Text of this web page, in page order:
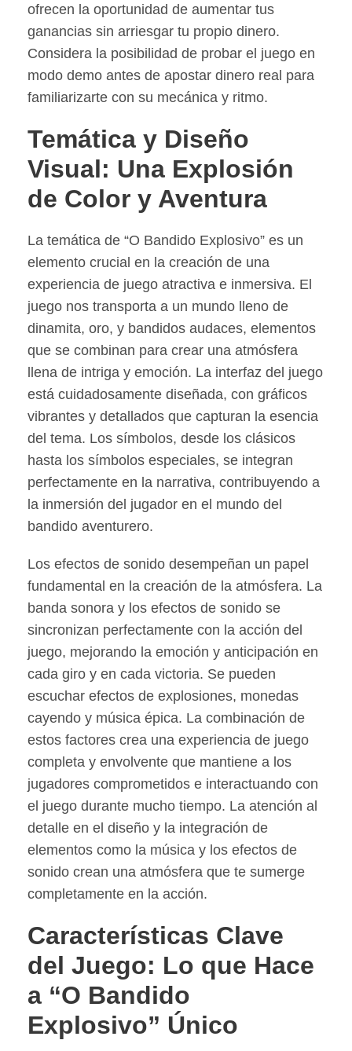
ofrecen la oportunidad de aumentar tus
ganancias sin arriesgar tu propio dinero.
Considera la posibilidad de probar el juego en
modo demo antes de apostar dinero real para
familiarizarte con su mecánica y ritmo.
Temática y Diseño
Visual: Una Explosión
de Color y Aventura
La temática de “O Bandido Explosivo” es un
elemento crucial en la creación de una
experiencia de juego atractiva e inmersiva. El
juego nos transporta a un mundo lleno de
dinamita, oro, y bandidos audaces, elementos
que se combinan para crear una atmósfera
llena de intriga y emoción. La interfaz del juego
está cuidadosamente diseñada, con gráficos
vibrantes y detallados que capturan la esencia
del tema. Los símbolos, desde los clásicos
hasta los símbolos especiales, se integran
perfectamente en la narrativa, contribuyendo a
la inmersión del jugador en el mundo del
bandido aventurero.
Los efectos de sonido desempeñan un papel
fundamental en la creación de la atmósfera. La
banda sonora y los efectos de sonido se
sincronizan perfectamente con la acción del
juego, mejorando la emoción y anticipación en
cada giro y en cada victoria. Se pueden
escuchar efectos de explosiones, monedas
cayendo y música épica. La combinación de
estos factores crea una experiencia de juego
completa y envolvente que mantiene a los
jugadores comprometidos e interactuando con
el juego durante mucho tiempo. La atención al
detalle en el diseño y la integración de
elementos como la música y los efectos de
sonido crean una atmósfera que te sumerge
completamente en la acción.
Características Clave
del Juego: Lo que Hace
a “O Bandido
Explosivo” Único